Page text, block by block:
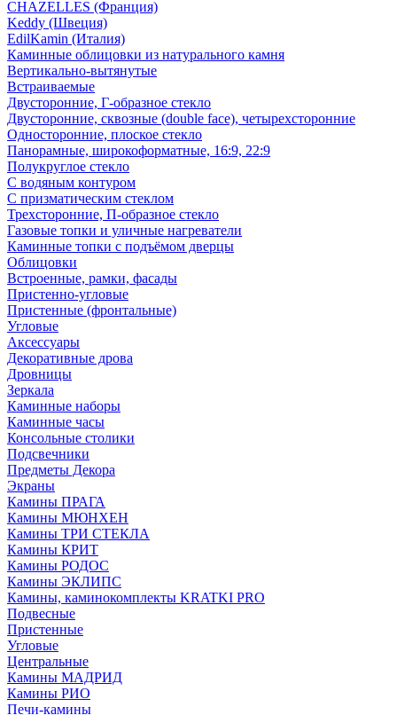
CHAZELLES (Франция)
Keddy (Швеция)
EdilKamin (Италия)
Каминные облицовки из натурального камня
Вертикально-вытянутые
Встраиваемые
Двусторонние, Г-образное стекло
Двусторонние, сквозные (double face), четырехсторонние
Односторонние, плоское стекло
Панорамные, широкоформатные, 16:9, 22:9
Полукруглое стекло
С водяным контуром
С призматическим стеклом
Трехсторонние, П-образное стекло
Газовые топки и уличные нагреватели
Каминные топки с подъёмом дверцы
Облицовки
Встроенные, рамки, фасады
Пристенно-угловые
Пристенные (фронтальные)
Угловые
Аксессуары
Декоративные дрова
Дровницы
Зеркала
Каминные наборы
Каминные часы
Консольные столики
Подсвечники
Предметы Декора
Экраны
Камины ПРАГА
Камины МЮНХЕН
Камины ТРИ СТЕКЛА
Камины КРИТ
Камины РОДОС
Камины ЭКЛИПС
Камины, каминокомплекты KRATKI PRO
Подвесные
Пристенные
Угловые
Центральные
Камины МАДРИД
Камины РИО
Печи-камины